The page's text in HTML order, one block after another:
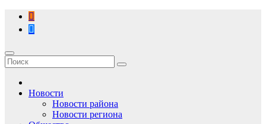
Перейти
содержимому
Новости
Новости района
Новости региона